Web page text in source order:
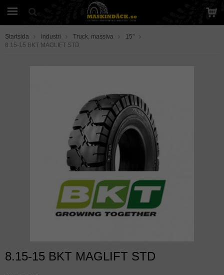
Startsida Industri Truck, massiva
15"
8.15-15 BKT MAGLIFT STD
8.15-15 BKT MAGLIFT STD